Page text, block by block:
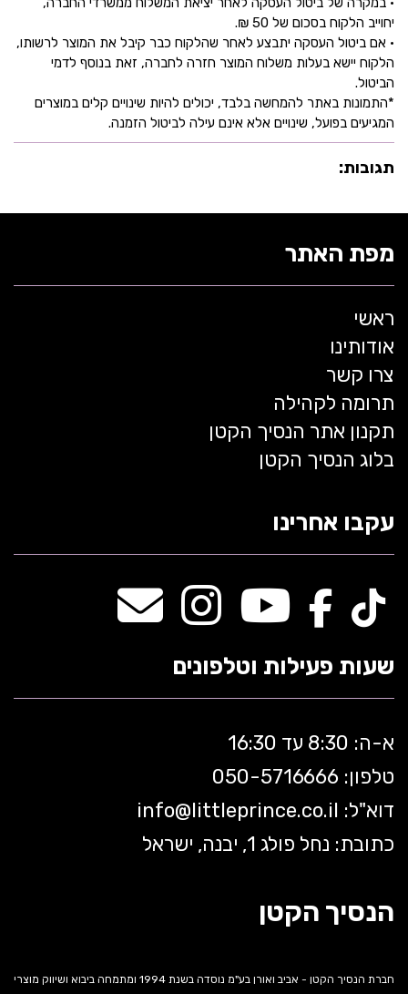
יחוייב הלקוח בסכום של 50 ₪.
• אם ביטול העסקה יתבצע לאחר שהלקוח כבר קיבל את המוצר לרשותו,
הלקוח יישא בעלות משלוח המוצר חזרה לחברה, זאת בנוסף לדמי
הביטול.
*התמונות באתר להמחשה בלבד, יכולים להיות שינויים קלים במוצרים
המגיעים בפועל, שינויים אלא אינם עילה לביטול הזמנה.
תגובות:
מפת האתר
ראשי
אודותינו
צרו קשר
תרומה לקהילה
תקנון אתר הנסיך הקטן
בלוג הנסיך הקטן
עקבו אחרינו
שעות פעילות וטלפונים
א-ה: 8:30 עד 16:30
טלפון: 050-5 716666
דוא"ל:
info@littleprince.co.il
כתובת: נחל פולג 1, יבנה, ישראל
הנסיך הקטן
חברת הנסיך הקטן - אביב ואורן בע"מ נוסדה בשנת 1994 ומתמחה ביבוא ושיווק מוצרי